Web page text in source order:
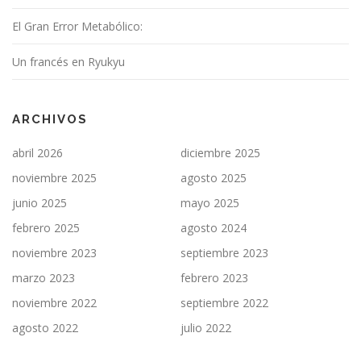
El Gran Error Metabólico:
Un francés en Ryukyu
ARCHIVOS
abril 2026
diciembre 2025
noviembre 2025
agosto 2025
junio 2025
mayo 2025
febrero 2025
agosto 2024
noviembre 2023
septiembre 2023
marzo 2023
febrero 2023
noviembre 2022
septiembre 2022
agosto 2022
julio 2022